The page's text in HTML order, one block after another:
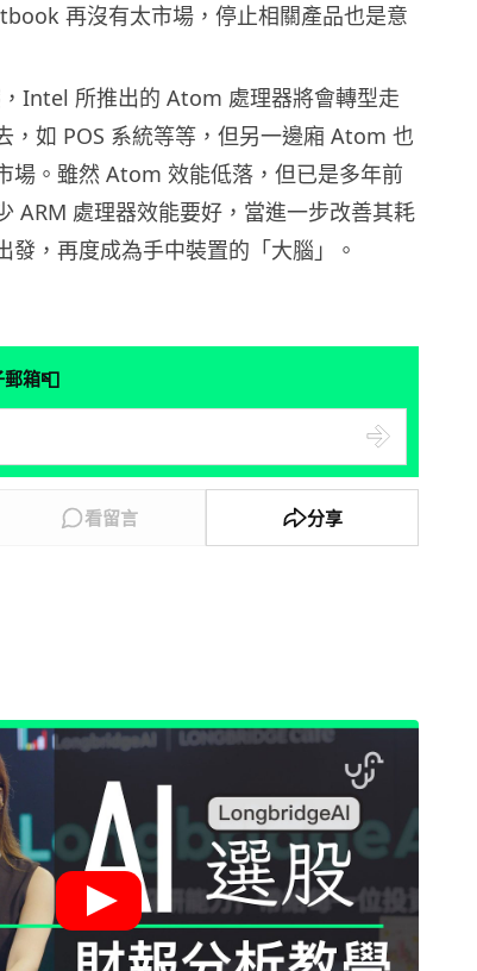
再沒有太市場，停止相關產品也是意
Intel 所推出的 Atom 處理器將會轉型走
，如 POS 系統等等，但另一邊廂 Atom 也
場。雖然 Atom 效能低落，但已是多年前
ARM 處理器效能要好，當進一步改善其耗
發，再度成為手中裝置的「大腦」。
郵箱📮
看留言 分享